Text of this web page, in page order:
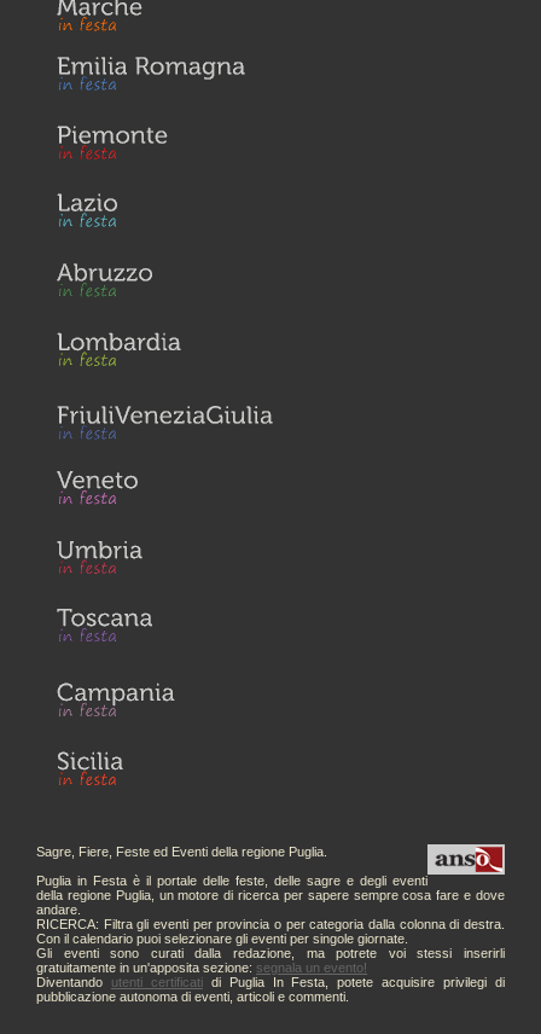
Sagre, Fiere, Feste ed Eventi della regione Puglia.
Puglia in Festa è il portale delle feste, delle sagre e degli eventi
della regione Puglia, un motore di ricerca per sapere sempre cosa fare e dove
andare.
RICERCA: Filtra gli eventi per provincia o per categoria dalla colonna di destra.
Con il calendario puoi selezionare gli eventi per singole giornate.
Gli eventi sono curati dalla redazione, ma potrete voi stessi inserirli
gratuitamente in un'apposita sezione: segnala un evento!
Diventando utenti certificatidi Puglia In Festa, potete acquisire privilegi di
pubblicazione autonoma di eventi, articoli e commenti.